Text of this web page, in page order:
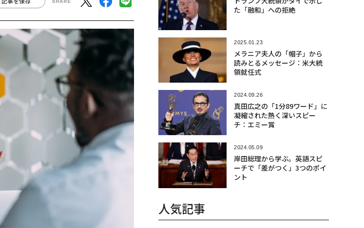
た「融和」への拒絶
2025.01.23
メラニア夫人の「帽子」から
読みとるメッセージ：米大統
領就任式
2024.09.26
真田広之の「1分89ワード」に
凝縮された熱く深いスピー
チ：エミー賞
2024.05.09
岸田総理から学ぶ。英語スピ
ーチで「差がつく」3つのポイ
ント
人気記事